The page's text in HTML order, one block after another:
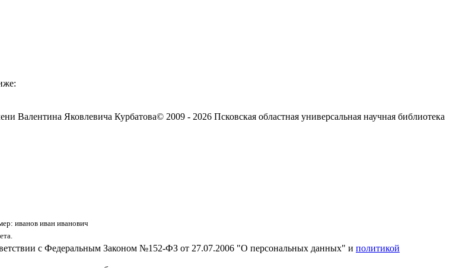
Валентина Яковлевича Курбатова© 2009 - 2026 Псковская областная универсальная научная библиотека
иванов иван иванович
с Федеральным Законом №152-ФЗ от 27.07.2006 "О персональных данных" и политикой